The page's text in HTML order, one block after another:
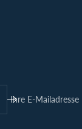
Ihre E-Mailadresse